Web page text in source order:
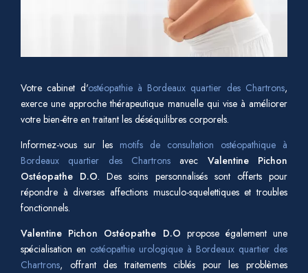
Votre cabinet d'ostéopathie à Bordeaux quartier des Chartrons,
exerce une approche thérapeutique manuelle qui vise à améliorer
votre bien-être en traitant les déséquilibres corporels.
Informez-vous sur les motifs de consultation ostéopathique à
Bordeaux quartier des Chartrons avec Valentine Pichon
Ostéopathe D.O. Des soins personnalisés sont offerts pour
répondre à diverses affections musculo-squelettiques et troubles
fonctionnels.
Valentine Pichon Ostéopathe D.O propose également une
spécialisation en ostéopathie urologique à Bordeaux quartier des
Chartrons, offrant des traitements ciblés pour les problèmes